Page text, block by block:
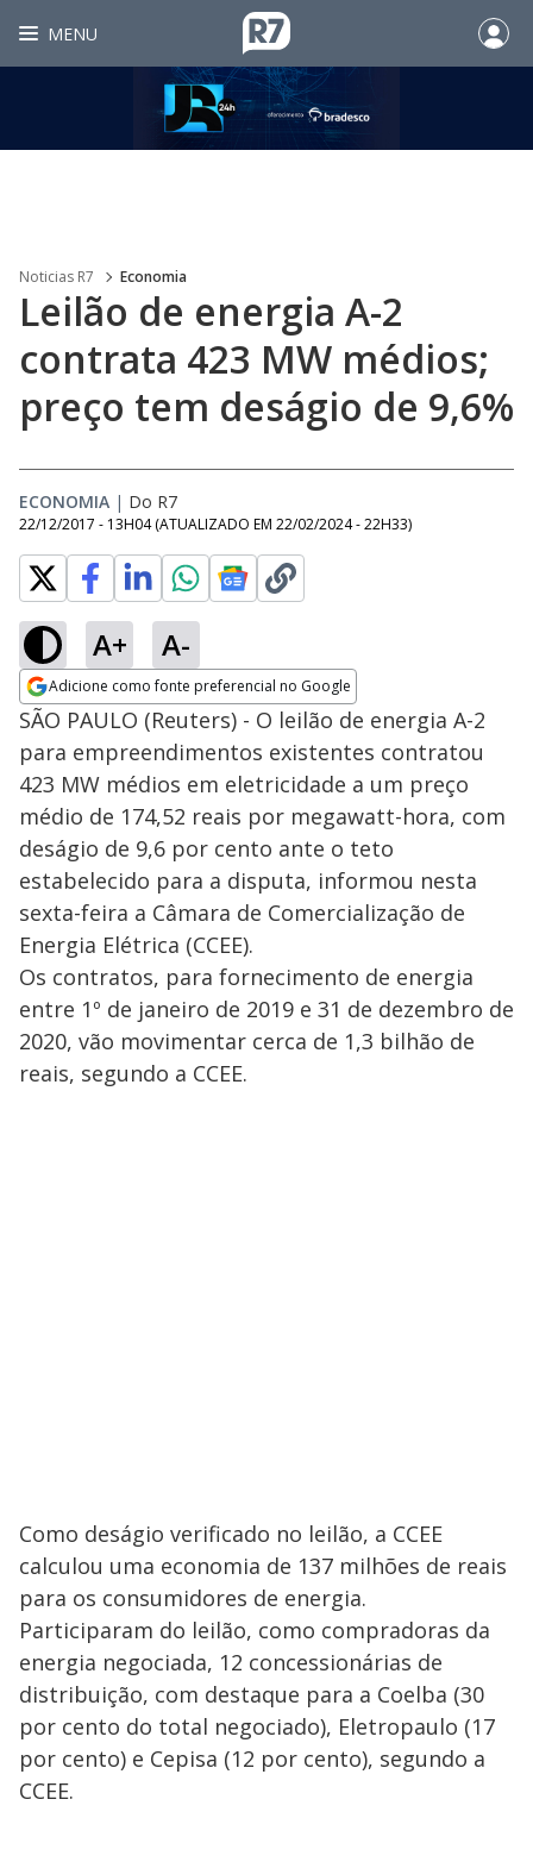
MENU
Noticias R7 Economia
Leilão de energia A-2
contrata 423 MW médios;
preço tem deságio de 9,6%
ECONOMIA | Do R7
22/12/2017 - 13H04 (ATUALIZADO EM 22/02/2024 - 22H33)
A+ A-
Adicione como fonte preferencial no Google
Opens in new window
SÃO PAULO (Reuters) - O leilão de energia A-2
para empreendimentos existentes contratou
423 MW médios em eletricidade a um preço
médio de 174,52 reais por megawatt-hora, com
deságio de 9,6 por cento ante o teto
estabelecido para a disputa, informou nesta
sexta-feira a Câmara de Comercialização de
Energia Elétrica (CCEE).
Os contratos, para fornecimento de energia
entre 1º de janeiro de 2019 e 31 de dezembro de
2020, vão movimentar cerca de 1,3 bilhão de
reais, segundo a CCEE.
Como deságio verificado no leilão, a CCEE
calculou uma economia de 137 milhões de reais
para os consumidores de energia.
Participaram do leilão, como compradoras da
energia negociada, 12 concessionárias de
distribuição, com destaque para a Coelba (30
por cento do total negociado), Eletropaulo (17
por cento) e Cepisa (12 por cento), segundo a
CCEE.